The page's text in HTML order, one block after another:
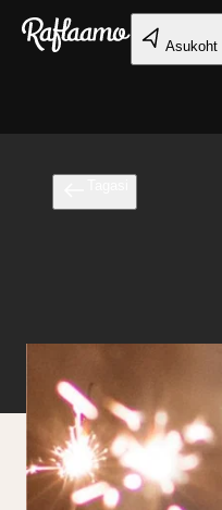
Liigu peamise sisu juurde
Asukoht